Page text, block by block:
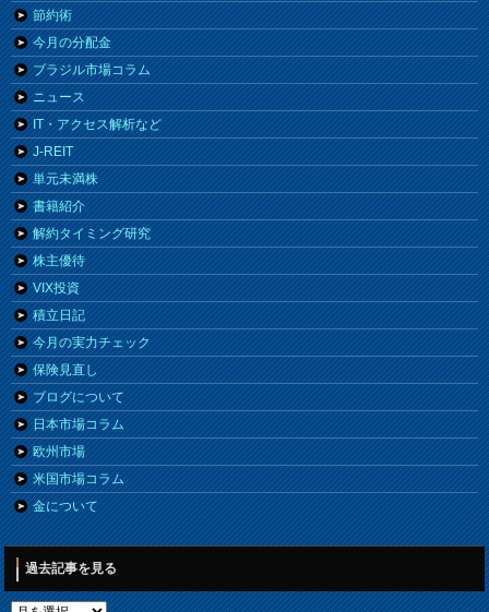
節約術
今月の分配金
ブラジル市場コラム
ニュース
IT・アクセス解析など
J-REIT
単元未満株
書籍紹介
解約タイミング研究
株主優待
VIX投資
積立日記
今月の実力チェック
保険見直し
ブログについて
日本市場コラム
欧州市場
米国市場コラム
金について
過去記事を見る